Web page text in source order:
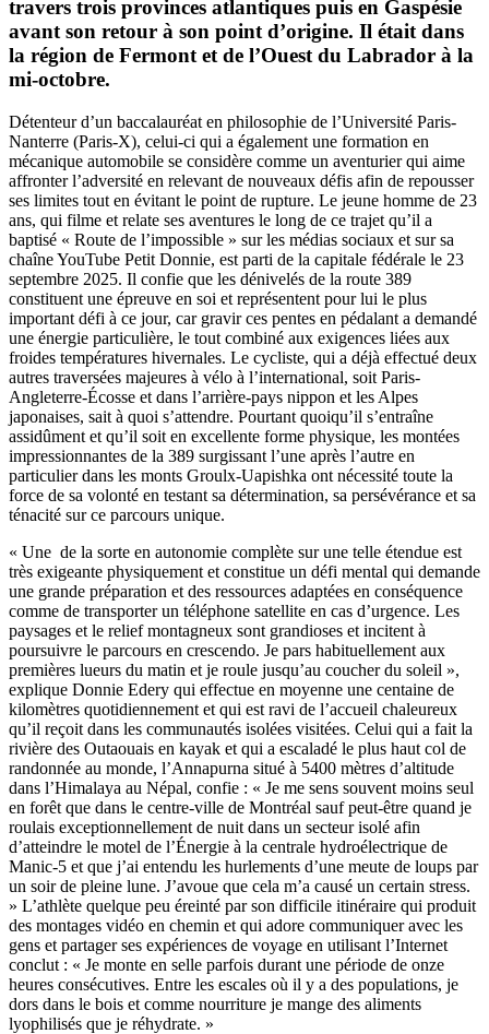
travers trois provinces atlantiques puis en Gaspésie
avant son retour à son point d’origine. Il était dans
la région de Fermont et de l’Ouest du Labrador à la
mi-octobre.
Détenteur d’un baccalauréat en philosophie de l’Université Paris-
Nanterre (Paris-X), celui-ci qui a également une formation en
mécanique automobile se considère comme un aventurier qui aime
affronter l’adversité en relevant de nouveaux défis afin de repousser
ses limites tout en évitant le point de rupture. Le jeune homme de 23
ans, qui filme et relate ses aventures le long de ce trajet qu’il a
baptisé « Route de l’impossible » sur les médias sociaux et sur sa
chaîne YouTube Petit Donnie, est parti de la capitale fédérale le 23
septembre 2025. Il confie que les dénivelés de la route 389
constituent une épreuve en soi et représentent pour lui le plus
important défi à ce jour, car gravir ces pentes en pédalant a demandé
une énergie particulière, le tout combiné aux exigences liées aux
froides températures hivernales. Le cycliste, qui a déjà effectué deux
autres traversées majeures à vélo à l’international, soit Paris-
Angleterre-Écosse et dans l’arrière-pays nippon et les Alpes
japonaises, sait à quoi s’attendre. Pourtant quoiqu’il s’entraîne
assidûment et qu’il soit en excellente forme physique, les montées
impressionnantes de la 389 surgissant l’une après l’autre en
particulier dans les monts Groulx-Uapishka ont nécessité toute la
force de sa volonté en testant sa détermination, sa persévérance et sa
ténacité sur ce parcours unique.
« Une de la sorte en autonomie complète sur une telle étendue est
très exigeante physiquement et constitue un défi mental qui demande
une grande préparation et des ressources adaptées en conséquence
comme de transporter un téléphone satellite en cas d’urgence. Les
paysages et le relief montagneux sont grandioses et incitent à
poursuivre le parcours en crescendo. Je pars habituellement aux
premières lueurs du matin et je roule jusqu’au coucher du soleil »,
explique Donnie Edery qui effectue en moyenne une centaine de
kilomètres quotidiennement et qui est ravi de l’accueil chaleureux
qu’il reçoit dans les communautés isolées visitées. Celui qui a fait la
rivière des Outaouais en kayak et qui a escaladé le plus haut col de
randonnée au monde, l’Annapurna situé à 5400 mètres d’altitude
dans l’Himalaya au Népal, confie : « Je me sens souvent moins seul
en forêt que dans le centre-ville de Montréal sauf peut-être quand je
roulais exceptionnellement de nuit dans un secteur isolé afin
d’atteindre le motel de l’Énergie à la centrale hydroélectrique de
Manic-5 et que j’ai entendu les hurlements d’une meute de loups par
un soir de pleine lune. J’avoue que cela m’a causé un certain stress.
» L’athlète quelque peu éreinté par son difficile itinéraire qui produit
des montages vidéo en chemin et qui adore communiquer avec les
gens et partager ses expériences de voyage en utilisant l’Internet
conclut : « Je monte en selle parfois durant une période de onze
heures consécutives. Entre les escales où il y a des populations, je
dors dans le bois et comme nourriture je mange des aliments
lyophilisés que je réhydrate. »